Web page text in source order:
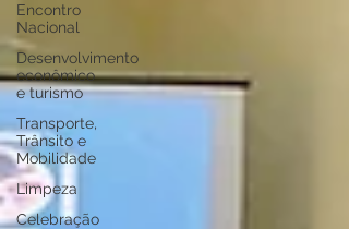
Encontro
Nacional
Desenvolvimento
econômico
e turismo
Transporte,
Trânsito e
Mobilidade
Limpeza
Celebração